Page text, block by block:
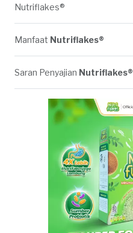
Nutriflakes®
Manfaat Nutriflakes®
Saran Penyajian Nutriflakes®